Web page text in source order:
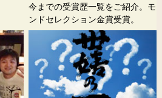
今までの受賞歴一覧をご紹介。モ
ンドセレクション金賞受賞。